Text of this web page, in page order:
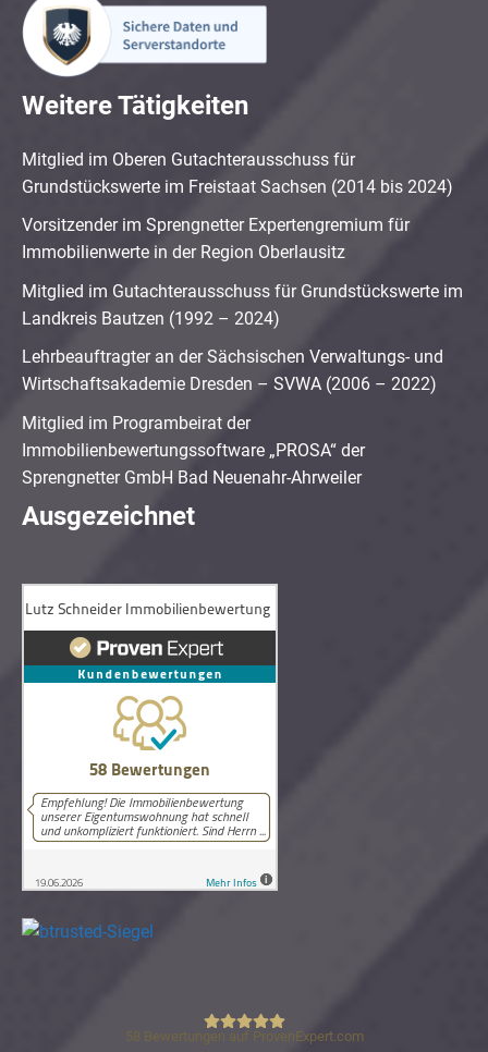
Weitere Tätigkeiten
Mitglied im Oberen Gutachterausschuss für
Grundstückswerte im Freistaat Sachsen (2014 bis 2024)
Vorsitzender im Sprengnetter Expertengremium für
Immobilienwerte in der Region Oberlausitz
Mitglied im Gutachterausschuss für Grundstückswerte im
Landkreis Bautzen (1992 – 2024)
Lehrbeauftragter an der Sächsischen Verwaltungs- und
Wirtschaftsakademie Dresden – SVWA (2006 – 2022)
Mitglied im Programbeirat der
Immobilienbewertungssoftware „PROSA“ der
Sprengnetter GmbH Bad Neuenahr-Ahrweiler
Ausgezeichnet
58 Bewertungen auf ProvenExpert.com